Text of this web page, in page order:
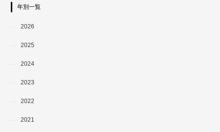
年別一覧
2026
2025
2024
2023
2022
2021